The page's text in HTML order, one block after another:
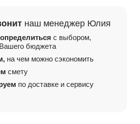
наш менеджер Юлия
с выбором,
Вашего бюджета
на чем можно сэкономить
смету
по доставке и сервису